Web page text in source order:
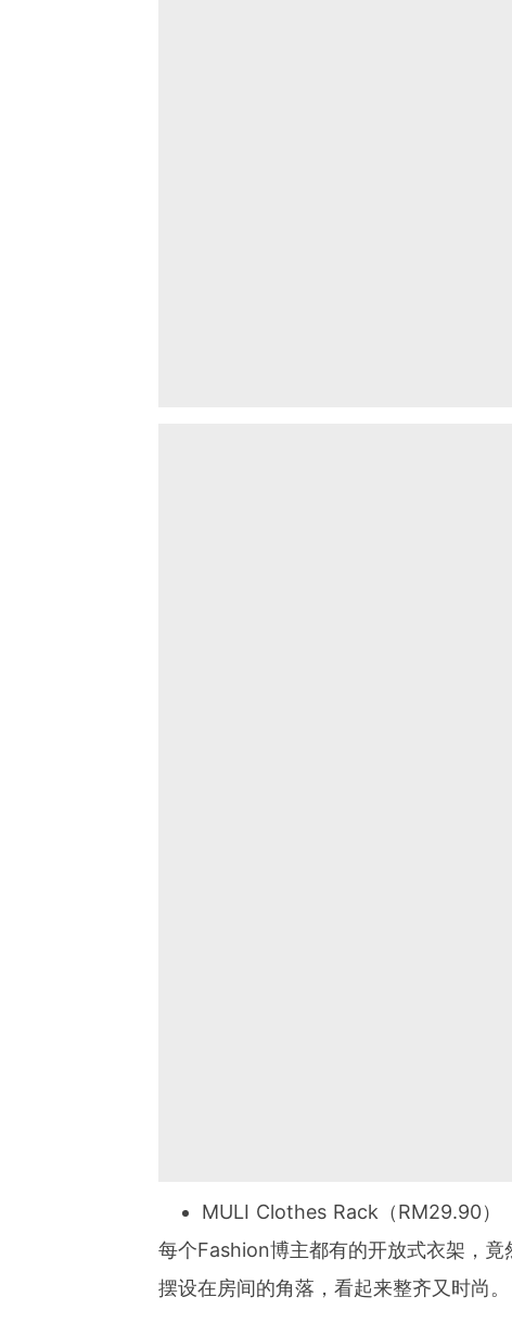
MULI Clothes Rack（RM29.90）
每个Fashion博主都有的开放式衣架，
摆设在房间的角落，看起来整齐又时尚。